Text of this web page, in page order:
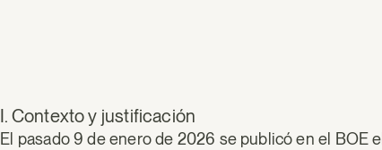
I. Contexto y justificación
El pasado 9 de enero de 2026 se publicó en el BOE el